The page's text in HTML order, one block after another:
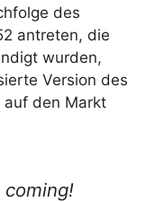
des
antreten, die
wurden,
Version des
auf den Markt
coming!